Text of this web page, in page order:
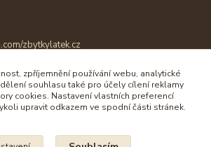
zbytkylatek.cz
zpříjemnění používání webu, analytické
souhlasu také pro účely cílení reklamy
cookies. Nastavení vlastních preferencí
upravit odkazem ve spodní části stránek.